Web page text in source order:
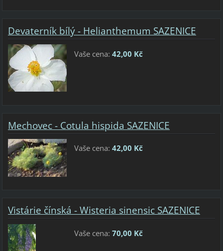
Devaterník bílý - Helianthemum SAZENICE
Vaše cena: 42,00 Kč
Mechovec - Cotula hispida SAZENICE
Vaše cena: 42,00 Kč
Vistárie čínská - Wisteria sinensic SAZENICE
Vaše cena: 70,00 Kč